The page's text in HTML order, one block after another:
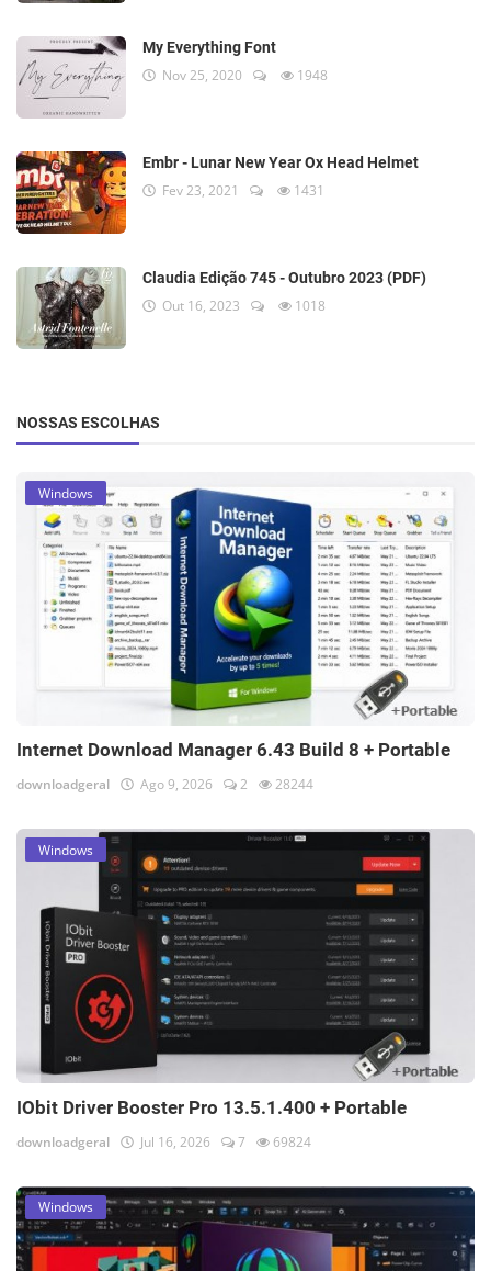
My Everything Font
Nov 25, 2020 1948
Embr - Lunar New Year Ox Head Helmet
Fev 23, 2021 1431
Claudia Edição 745 - Outubro 2023 (PDF)
Out 16, 2023 1018
NOSSAS ESCOLHAS
Windows
Internet Download Manager 6.43 Build 8 + Portable
downloadgeral Ago 9, 2026 2 28244
Windows
IObit Driver Booster Pro 13.5.1.400 + Portable
downloadgeral Jul 16, 2026 7 69824
Windows